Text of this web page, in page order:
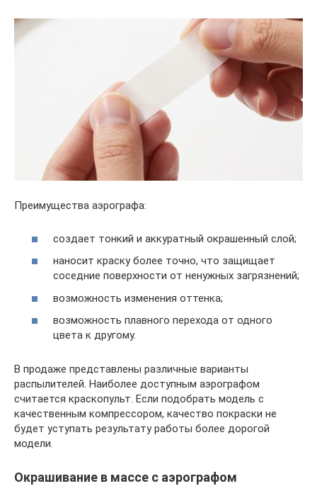
Преимущества аэрографа:
создает тонкий и аккуратный окрашенный слой;
наносит краску более точно, что защищает
соседние поверхности от ненужных загрязнений;
возможность изменения оттенка;
возможность плавного перехода от одного
цвета к другому.
В продаже представлены различные варианты
распылителей. Наиболее доступным аэрографом
считается краскопульт. Если подобрать модель с
качественным компрессором, качество покраски не
будет уступать результату работы более дорогой
модели.
Окрашивание в массе с аэрографом